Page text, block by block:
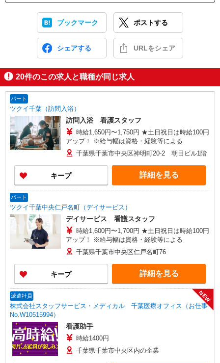
ブックマーク ポストする
シェアする URLをシェア
20件のこの求人と職種が同じ求人
パート
ツクイ千葉（訪問入浴）
訪問入浴 看護スタッフ
時給1,650円〜1,750円 ★土日祝日は時給100円
アップ！ ※給与幅は資格・経験等による
千葉県千葉市中央区神明町20-2 朝日ビル1階
キープ 詳細を見る
パート
ツクイ千葉中央仁戸名町（デイサービス）
デイサービス 看護スタッフ
時給1,600円〜1,700円 ★土日祝日は時給100円
アップ！ ※給与幅は資格・経験等による
千葉県千葉市中央区仁戸名町76
キープ 詳細を見る
派遣社員
株式会社スタッフサービス・メディカル 千葉医療オフィス（お仕事
No.W10515994）
NEW
看護助手
時給1400円
千葉県千葉市中央区内の企業